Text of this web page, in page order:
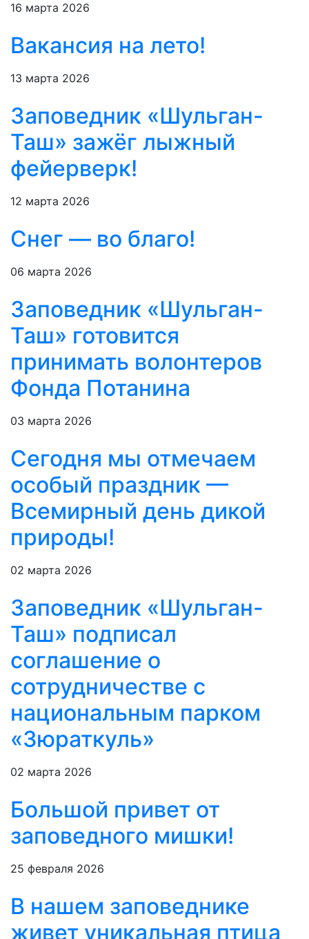
16 марта 2026
Вакансия на лето!
13 марта 2026
Заповедник «Шульган-
Таш» зажёг лыжный
фейерверк!
12 марта 2026
Снег — во благо!
06 марта 2026
Заповедник «Шульган-
Таш» готовится
принимать волонтеров
Фонда Потанина
03 марта 2026
Сегодня мы отмечаем
особый праздник —
Всемирный день дикой
природы!
02 марта 2026
Заповедник «Шульган-
Таш» подписал
соглашение о
сотрудничестве с
национальным парком
«Зюраткуль»
02 марта 2026
Большой привет от
заповедного мишки!
25 февраля 2026
В нашем заповеднике
живет уникальная птица